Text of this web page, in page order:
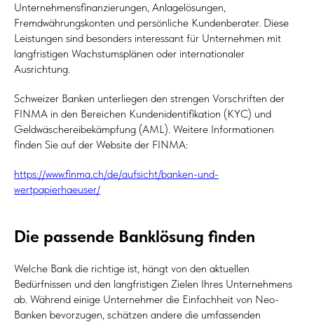
Unternehmensfinanzierungen, Anlagelösungen,
Fremdwährungskonten und persönliche Kundenberater. Diese
Leistungen sind besonders interessant für Unternehmen mit
langfristigen Wachstumsplänen oder internationaler
Ausrichtung.
Schweizer Banken unterliegen den strengen Vorschriften der
FINMA in den Bereichen Kundenidentifikation (KYC) und
Geldwäschereibekämpfung (AML). Weitere Informationen
finden Sie auf der Website der FINMA:
https://www.finma.ch/de/aufsicht/banken-und-
wertpapierhaeuser/
Die passende Banklösung finden
Welche Bank die richtige ist, hängt von den aktuellen
Bedürfnissen und den langfristigen Zielen Ihres Unternehmens
ab. Während einige Unternehmer die Einfachheit von Neo-
Banken bevorzugen, schätzen andere die umfassenden